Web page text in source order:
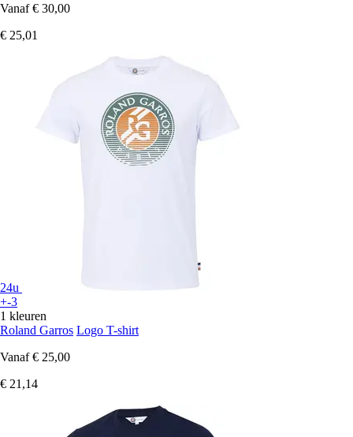
Vanaf € 30,00
€ 25,01
24u
+-3
1 kleuren
Roland Garros Logo T-shirt
Vanaf € 25,00
€ 21,14